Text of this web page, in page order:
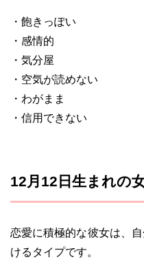
・飽きっぽい
・感情的
・気分屋
・空気が読めない
・わがまま
・信用できない
12月12日生まれの
恋愛に積極的な彼女は、
けるタイプです。